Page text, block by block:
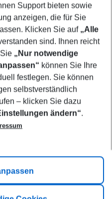
filter
Support bieten sowie
anzeigen, die für Sie
Klicken Sie auf „Alle
sind. Ihnen reicht
„Nur notwendige
können Sie Ihre
festlegen. Sie können
selbstverständlich
– klicken Sie dazu
ändern“.